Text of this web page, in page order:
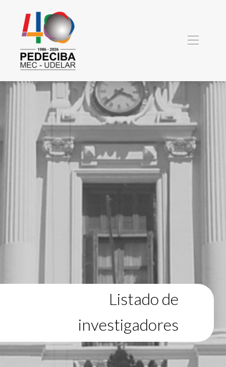
Listado de
investigadores